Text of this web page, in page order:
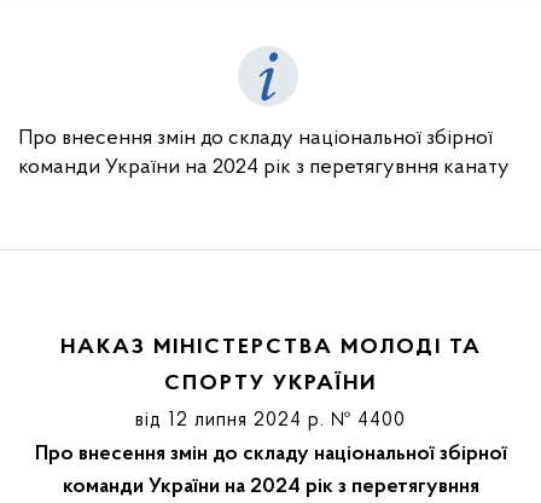
Про внесення змін до складу національної збірної
команди України на 2024 рік з перетягувння канату
НАКАЗ МІНІСТЕРСТВА МОЛОДІ ТА
СПОРТУ УКРАЇНИ
від 12 липня 2024 р. № 4400
Про внесення змін до складу національної збірної
команди України на 2024 рік з перетягувння